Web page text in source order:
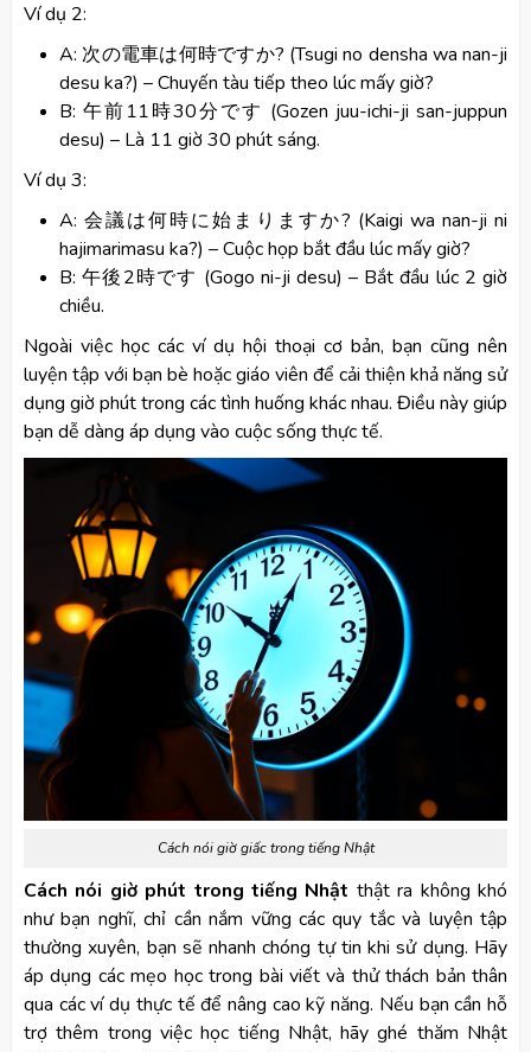
Ví dụ 2:
A: 次の電車は何時ですか? (Tsugi no densha wa nan-ji
desu ka?) – Chuyến tàu tiếp theo lúc mấy giờ?
B: 午前11時30分です (Gozen juu-ichi-ji san-juppun
desu) – Là 11 giờ 30 phút sáng.
Ví dụ 3:
A: 会議は何時に始まりますか? (Kaigi wa nan-ji ni
hajimarimasu ka?) – Cuộc họp bắt đầu lúc mấy giờ?
B: 午後2時です (Gogo ni-ji desu) – Bắt đầu lúc 2 giờ
chiều.
Ngoài việc học các ví dụ hội thoại cơ bản, bạn cũng nên
luyện tập với bạn bè hoặc giáo viên để cải thiện khả năng sử
dụng giờ phút trong các tình huống khác nhau. Điều này giúp
bạn dễ dàng áp dụng vào cuộc sống thực tế.
Cách nói giờ giấc trong tiếng Nhật
Cách nói giờ phút trong tiếng Nhật thật ra không khó
như bạn nghĩ, chỉ cần nắm vững các quy tắc và luyện tập
thường xuyên, bạn sẽ nhanh chóng tự tin khi sử dụng. Hãy
áp dụng các mẹo học trong bài viết và thử thách bản thân
qua các ví dụ thực tế để nâng cao kỹ năng. Nếu bạn cần hỗ
trợ thêm trong việc học tiếng Nhật, hãy ghé thăm Nhật